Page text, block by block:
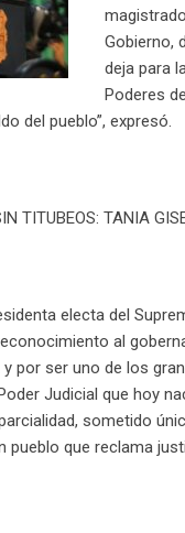
Gobierno,
deja para
Poderes
del pueblo”, expresó.
TITUBEOS: TANIA
electa del
al
por ser uno de los
Judicial que hoy
sometido
pueblo que reclama